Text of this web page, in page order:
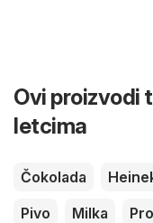
Ovi proizvodi
letcima
Čokolada
Pivo
Milka